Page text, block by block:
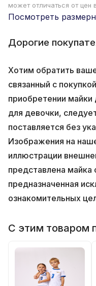
может отличаться от цен
Посмотреть
Дорогие
Хотим обратить
связанный с
приобретении майки
для девочки,
поставляется без
Изображения на
иллюстрации
представлена
предназначенная
ознакомительных
С этим товаром